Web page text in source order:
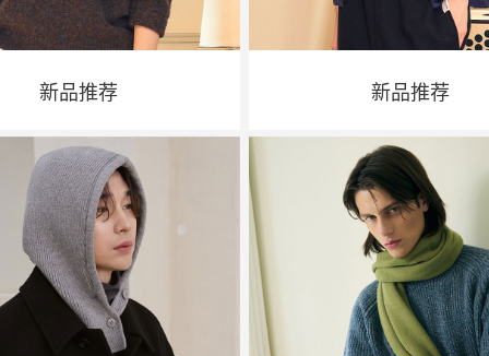
新品推荐 新品推荐